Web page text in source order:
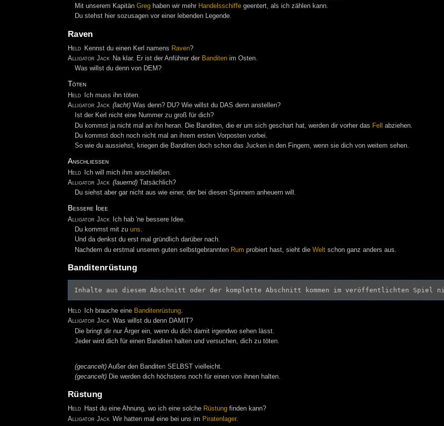
Mit unserem Kapitän Greghaben wir mehr Handelsschiffegeentert, als ich zählen kann.
Du stehst hier sozusagen vor einer lebenden Legende.
Raven
Held Kennst du einen Kerl namens Raven?
Alligator Jack Na klar. Er ist der Anführer der Banditen im Osten.
Was willst du denn von DEM?
Töten
Held
Ich muss ihn töten.
Alligator Jack (lacht) Was denn? DU? Wie willst du DAS denn anstellen?
Ist der Kerl nicht eine Nummer zu groß für dich?
Du kommst ja nicht mal an ihn heran. Die Banditen, die er um sich geschart hat, werden dir vorher das Fell
abziehen.
Du kommst doch noch nicht mal an ihrem ersten Vorposten vorbei.
So wie du aussiehst, kriegen die Banditen doch schon das Jucken in den Fingern, wenn sie dich von weitem sehen.
Anschließen
Held
Ich will mich ihm anschließen.
Alligator Jack (lauernd) Tatsächlich?
Du siehst aber gar nicht aus wie einer, der bei diesen Spinnern anheuern will.
Bessere Idee
Alligator Jack
Ich hab 'ne bessere Idee.
Du kommst mit zu uns.
Und da denkst du erst mal gründlich darüber nach.
Nachdem du erstmal unseren guten selbstgebrannten Rum probiert hast, sieht die Weltschon ganz anders aus.
Banditenrüstung
Inhalte aus diesem Abschnitt oder der komplette Abschnitt kommen im veröffentlichten Spiel
Held Ich brauche eine Banditenrüstung.
Alligator Jack Was willst du denn DAMIT?
Die bringt dir nur Ärger ein, wenn du dich damit irgendwo sehen lässt.
Jeder wird dich für einen Banditen halten und versuchen, dich zu töten.
(gecancelt)Außer den Banditen SELBST vielleicht.
(gecancelt)Die werden dich höchstens noch für einen von ihnen halten.
Rüstung
Held Hast du eine Ahnung, wo ich eine solche Rüstung finden kann?
Alligator Jack Wir hatten mal eine bei uns im Piratenlager.